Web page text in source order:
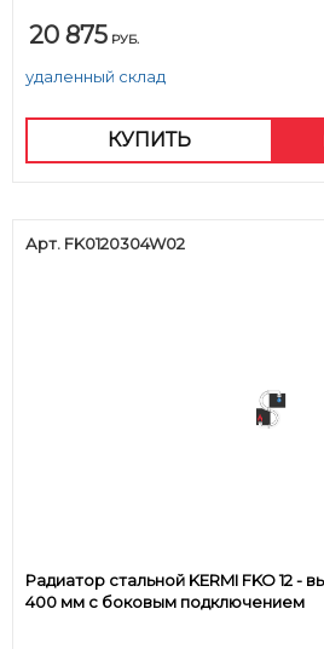
20 875 РУБ.
удаленный склад
КУПИТЬ
Арт. FK0120304W02
Радиатор стальной KERMI FKO 12 -
400 мм с боковым подключением